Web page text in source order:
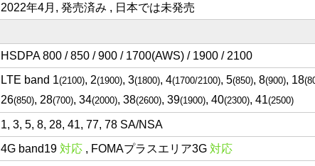
2022年4月, 発売済み , 日本では未発売
HSDPA 800 / 850 / 900 / 1700(AWS) / 1900 / 2100
LTE band 1(2100), 2(1900), 3(1800), 4(1700/2100), 5(850), 8(900), 18
26(850), 28(700), 34(2000), 38(2600), 39(1900), 40(2300), 41(2500)
1, 3, 5, 8, 28, 41, 77, 78 SA/NSA
4G band19 対応 , FOMAプラスエリア3G 対応